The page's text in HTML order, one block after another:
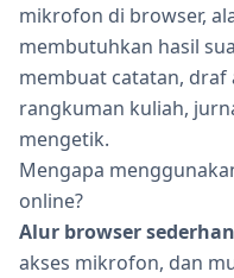
mikrofon di browser,
membutuhkan hasil
membuat catatan,
rangkuman kuliah,
mengetik.
Mengapa
online?
Alur browser
akses mikrofon, dan